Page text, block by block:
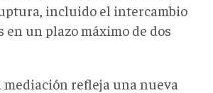
incluido el intercambio
en un plazo máximo de dos
mediación refleja una nueva